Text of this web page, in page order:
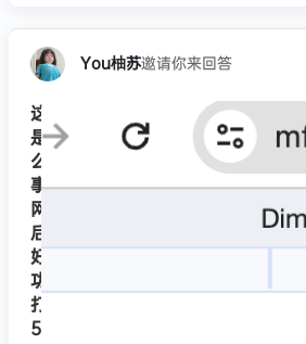
lv
9
普
通
用
户
每
天
下
载
次
数
You柚苏邀请你来回答
这个
是怎
么回
事，
网站
后台
好多
功能
打开
502